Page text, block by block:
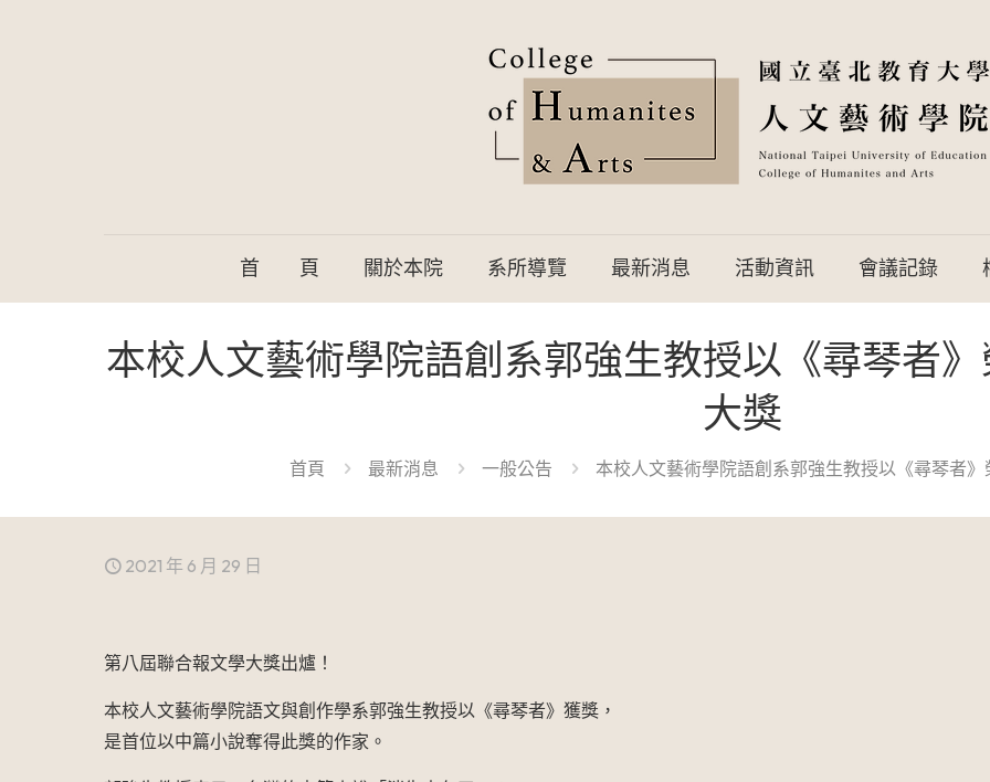
首 頁 關於本院 系所導覽 最新消息 活動資訊 會議記錄
本校人文藝術學院語創系郭強生教授以《尋琴者
大獎
首頁 最新消息 一般公告 本校人文藝術學院語創系郭強生教授以《尋琴者
2021 年 6 月 29 日
第八屆聯合報文學大獎出爐！
本校人文藝術學院語文與創作學系郭強生教授以《尋琴者》獲獎，
是首位以中篇小說奪得此獎的作家。